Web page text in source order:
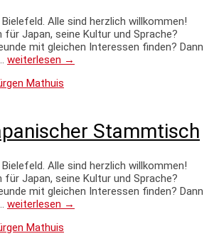
Alle sind herzlich willkommen!
für Japan, seine Kultur und Sprache?
mit gleichen Interessen finden? Dann
weiterlesen →
Mathuis
Stammtisch
Alle sind herzlich willkommen!
für Japan, seine Kultur und Sprache?
mit gleichen Interessen finden? Dann
weiterlesen →
Mathuis